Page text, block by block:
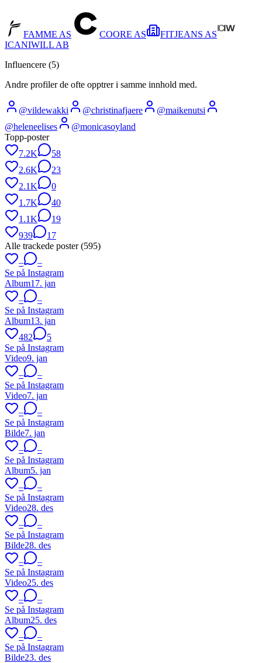
FAMME AS COORE AS
FITJEANS AS
ICANIWILL AB
Influencere (5)
Andre profiler de ofte opptrer i samme innhold med.
@vildewakki @christinafjaere @maikenutsi
@heleneelises @monicasoyland
Topp-poster
7.2K
58
2.6K
23
2.1K
0
1.7K
40
1.1K
19
939
17
Alle trackede poster (595)
–
–
Se på Instagram
Album17. jan
–
–
Se på Instagram
Album13. jan
482
5
Se på Instagram
Video9. jan
–
–
Se på Instagram
Video7. jan
–
–
Se på Instagram
Bilde7. jan
–
–
Se på Instagram
Album5. jan
–
–
Se på Instagram
Video28. des
–
–
Se på Instagram
Bilde28. des
–
–
Se på Instagram
Video25. des
–
–
Se på Instagram
Album25. des
–
–
Se på Instagram
Bilde23. des